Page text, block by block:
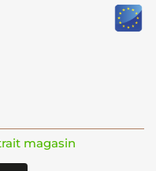
magasin